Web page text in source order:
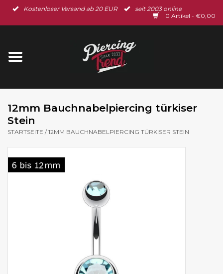
Kostenloser Versand ab 20 EUR
seit 2003 online
0 Artikel - €0,00
Startseite
Ohrschmuck
12mm Bauchnabelpiercing türkiser
Stein
STARTSEITE /12MM BAUCHNABELPIERCING TÜRKISER STEIN